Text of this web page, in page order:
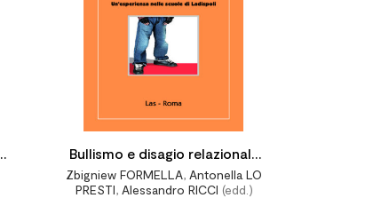
Bullismo e disagio relazionale
nella scuola. Un'esperienza
Zbigniew FORMELLA, Antonella LO
PRESTI, Alessandro RICCI (edd.)